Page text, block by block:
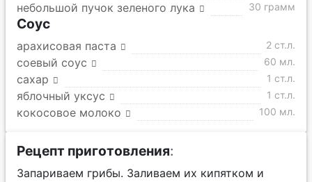
небольшой пучок зеленого лука 30 грамм
Соус
арахисовая паста 2 ст.л.
соевый соус 60 мл.
сахар 1 ст.л.
яблочный уксус 1 ст.л.
кокосовое молоко 100 мл.
Рецепт приготовления:
Запариваем грибы. Заливаем их кипятком и